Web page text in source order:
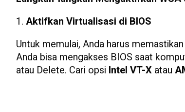
1.Aktifkan Virtualisasi di BIOS
Untuk memulai, Anda harus
Anda bisa mengakses BIOS saat
atau Delete. Cari opsi Intel VT-X atau